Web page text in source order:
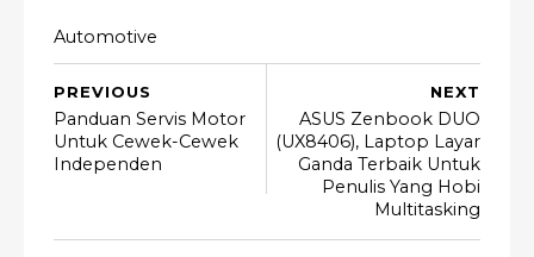
Automotive
NEXT
ASUS Zenbook DUO
(UX8406), Laptop Layar
Ganda Terbaik Untuk
Penulis Yang Hobi
Multitasking
PREVIOUS
Panduan Servis Motor
Untuk Cewek-Cewek
Independen